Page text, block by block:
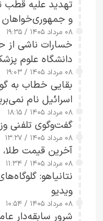
تهدید علیه قطب
و جمهوری‌خواهان
۰۸ مرداد ۱۴۰۵ / ۱۹:۳۵
خسارات ناشی از
دانشگاه علوم
۰۸ مرداد ۱۴۰۵ / ۱۹:۰۳
بقایی خطاب به
اسرائیل نام
۰۸ مرداد ۱۴۰۵ / ۱۸:۱۵
گفت‌وگوی تلفنی
۰۸ مرداد ۱۴۰۵ / ۱۳:۲۷
آخرین قیمت طلا، سکه
۰۸ مرداد ۱۴۰۵ / ۱۱:۳۴
نتانیاهو:
ویدیو
۰۸ مرداد ۱۴۰۵ / ۱۰:۵۴
شرور سابقه‌دار